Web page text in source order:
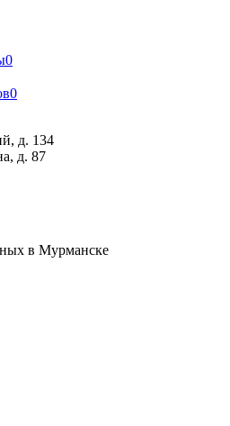
0
0
д. 134
д. 87
в Мурманске